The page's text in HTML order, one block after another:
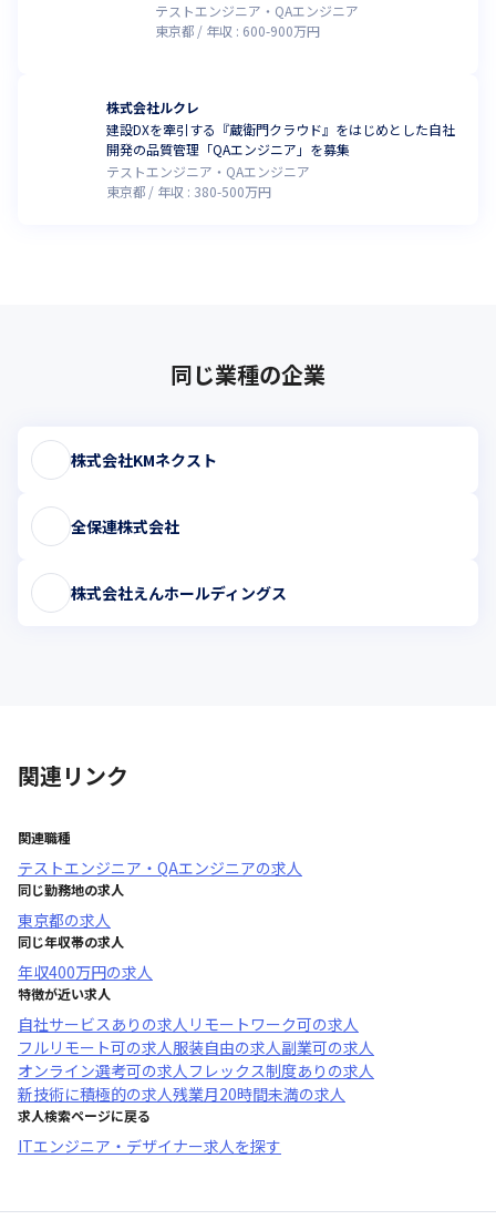
テストエンジニア・QAエンジニア
東京都
年収 : 600-900万円
株式会社ルクレ
建設DXを牽引する『蔵衛門クラウド』をはじめとした自社
開発の品質管理「QAエンジニア」を募集
テストエンジニア・QAエンジニア
東京都
年収 : 380-500万円
同じ業種の企業
株式会社KMネクスト
全保連株式会社
株式会社えんホールディングス
関連リンク
関連職種
テストエンジニア・QAエンジニアの求人
同じ勤務地の求人
東京都の求人
同じ年収帯の求人
年収400万円の求人
特徴が近い求人
自社サービスあり の求人 リモートワーク可の求人
フルリモート可の求人服装自由の求人副業可の求人
オンライン選考可の求人フレックス制度あり の求人
新技術に積極的の求人残業月20時間未満の求人
求人検索ページに戻る
ITエンジニア・デザイナー求人を探す